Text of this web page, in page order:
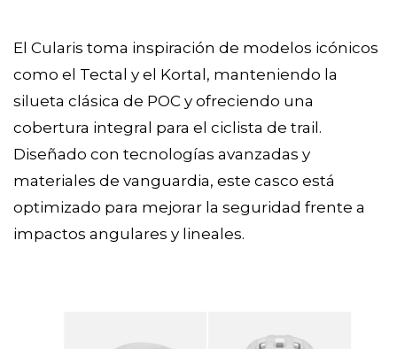
El Cularis toma inspiración de modelos icónicos
como el Tectal y el Kortal, manteniendo la
silueta clásica de POC y ofreciendo una
cobertura integral para el ciclista de trail.
Diseñado con tecnologías avanzadas y
materiales de vanguardia, este casco está
optimizado para mejorar la seguridad frente a
impactos angulares y lineales.